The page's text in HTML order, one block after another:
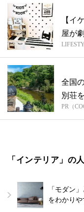
【イ
屋が
全国
別荘
PR（
「インテリア」の
「モダン
をわかりや